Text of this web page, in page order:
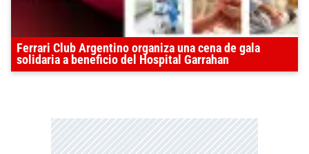
Ferrari Club Argentino organiza una cena de gala
solidaria a beneficio del Hospital Garrahan